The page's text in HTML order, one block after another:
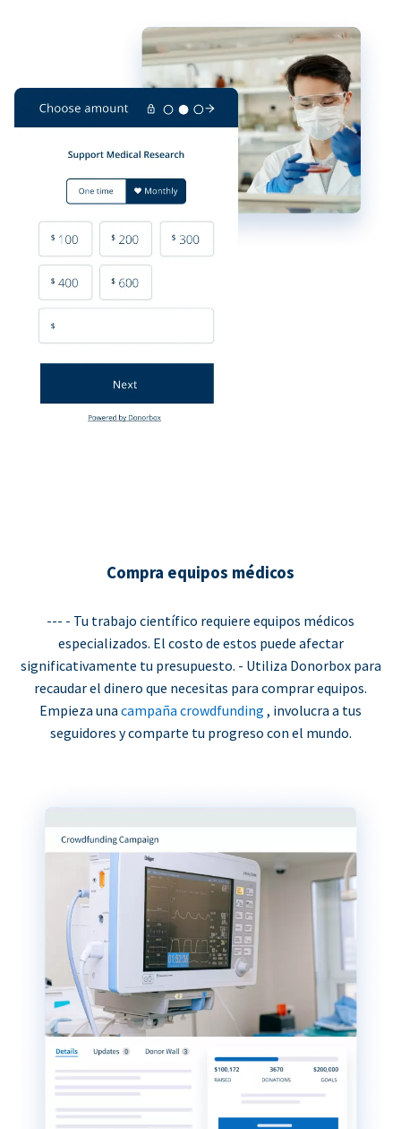
Compra equipos médicos
--- - Tu trabajo científico requiere equipos médicos
especializados. El costo de estos puede afectar
significativamente tu presupuesto. - Utiliza Donorbox para
recaudar el dinero que necesitas para comprar equipos.
Empieza una campaña crowdfunding , involucra a tus
seguidores y comparte tu progreso con el mundo.